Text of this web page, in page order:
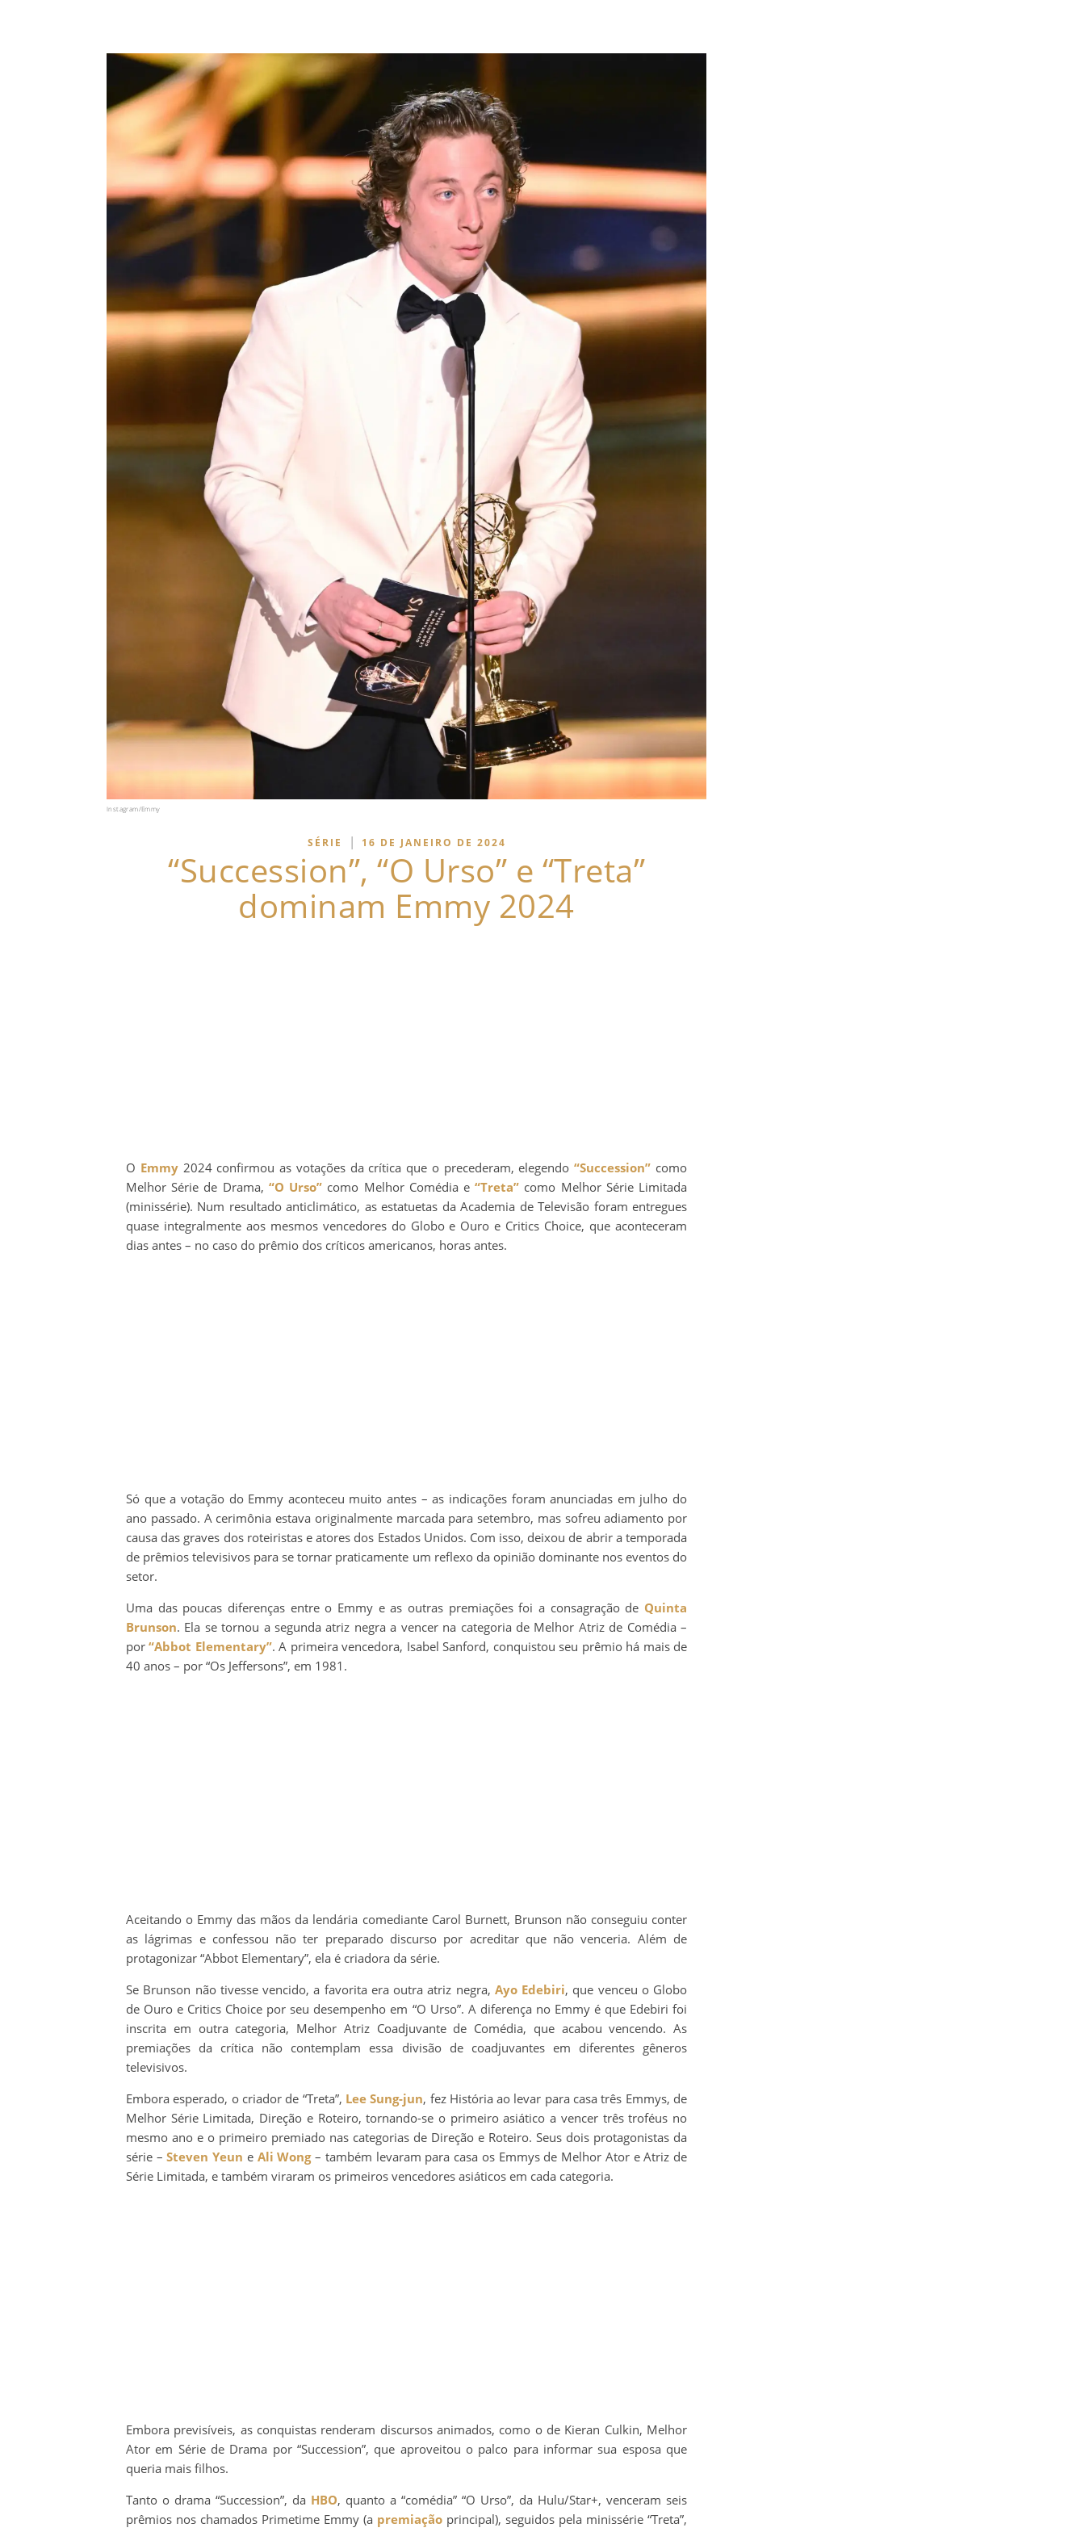
Instagram/Emmy
SÉRIE | 16 DE JANEIRO DE 2024
“Succession”, “O Urso” e “Treta”
dominam Emmy 2024
O Emmy2024 confirmou as votações da crítica que o precederam, elegendo“Succession” como
Melhor Série de Drama, “O Urso” como Melhor Comédia e“Treta” como Melhor Série Limitada
(minissérie). Num resultado anticlimático, as estatuetas da Academia de Televisão foram entregues
quase integralmente aos mesmos vencedores do Globo e Ouro e Critics Choice, que aconteceram
dias antes – no caso do prêmio dos críticos americanos, horas antes.
Só que a votação do Emmy aconteceu muito antes – as indicações foram anunciadas em julho do
ano passado. A cerimônia estava originalmente marcada para setembro, mas sofreu adiamento por
causa das graves dos roteiristas e atores dos Estados Unidos. Com isso, deixou de abrir a temporada
de prêmios televisivos para se tornar praticamente um reflexo da opinião dominante nos eventos do
setor.
Uma das poucas diferenças entre o Emmy e as outras premiações foi a consagração de Quinta
Brunson. Ela se tornou a segunda atriz negra a vencer na categoria de Melhor Atriz de Comédia –
por“Abbot Elementary”. A primeira vencedora, Isabel Sanford, conquistou seu prêmio há mais de
40 anos – por “Os Jeffersons”, em 1981.
Aceitando o Emmy das mãos da lendária comediante Carol Burnett, Brunson não conseguiu conter
as lágrimas e confessou não ter preparado discurso por acreditar que não venceria. Além de
protagonizar “Abbot Elementary”, ela é criadora da série.
Se Brunson não tivesse vencido, a favorita era outra atriz negra, Ayo Edebiri, que venceu o Globo
de Ouro e Critics Choice por seu desempenho em “O Urso”. A diferença no Emmy é que Edebiri foi
inscrita em outra categoria, Melhor Atriz Coadjuvante de Comédia, que acabou vencendo. As
premiações da crítica não contemplam essa divisão de coadjuvantes em diferentes gêneros
televisivos.
Embora esperado, o criador de “Treta”, Lee Sung-jun, fez História ao levar para casa três Emmys, de
Melhor Série Limitada, Direção e Roteiro, tornando-se o primeiro asiático a vencer três troféus no
mesmo ano e o primeiro premiado nas categorias de Direção e Roteiro. Seus dois protagonistas da
série –Steven Yeun e Ali Wong– também levaram para casa os Emmys de Melhor Ator e Atriz de
Série Limitada, e também viraram os primeiros vencedores asiáticos em cada categoria.
Embora previsíveis, as conquistas renderam discursos animados, como o de Kieran Culkin, Melhor
Ator em Série de Drama por “Succession”, que aproveitou o palco para informar sua esposa que
queria mais filhos.
Tanto o drama “Succession”, da HBO, quanto a “comédia” “O Urso”, da Hulu/Star+, venceram seis
prêmios nos chamados Primetime Emmy (a premiação principal), seguidos pela minissérie “Treta”,